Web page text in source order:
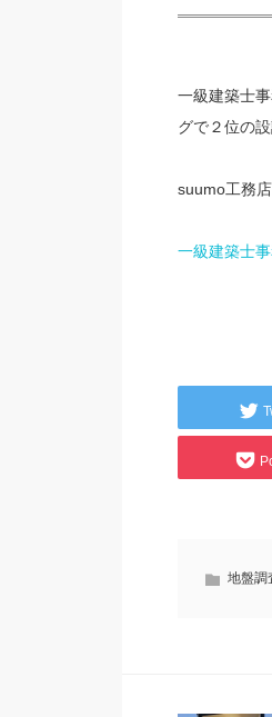
一級建築士
グで２位の
suumo工務
一級建築士
地盤調